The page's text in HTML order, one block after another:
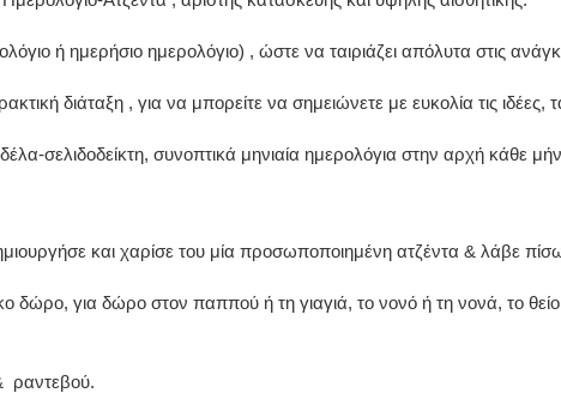
ή ημερήσιο ημερολόγιο) , ώστε να ταιριάζει απόλυτα στις
διάταξη , για να μπορείτε να σημειώνετε με ευκολία τις
σελιδοδείκτη, συνοπτικά μηνιαία ημερολόγια στην αρχή κάθε
και χαρίσε του μία προσωποποιημένη ατζέντα & λάβε
δώρο, για δώρο στον παππού ή τη γιαγιά, το νονό ή τη νονά, το
ραντεβού.